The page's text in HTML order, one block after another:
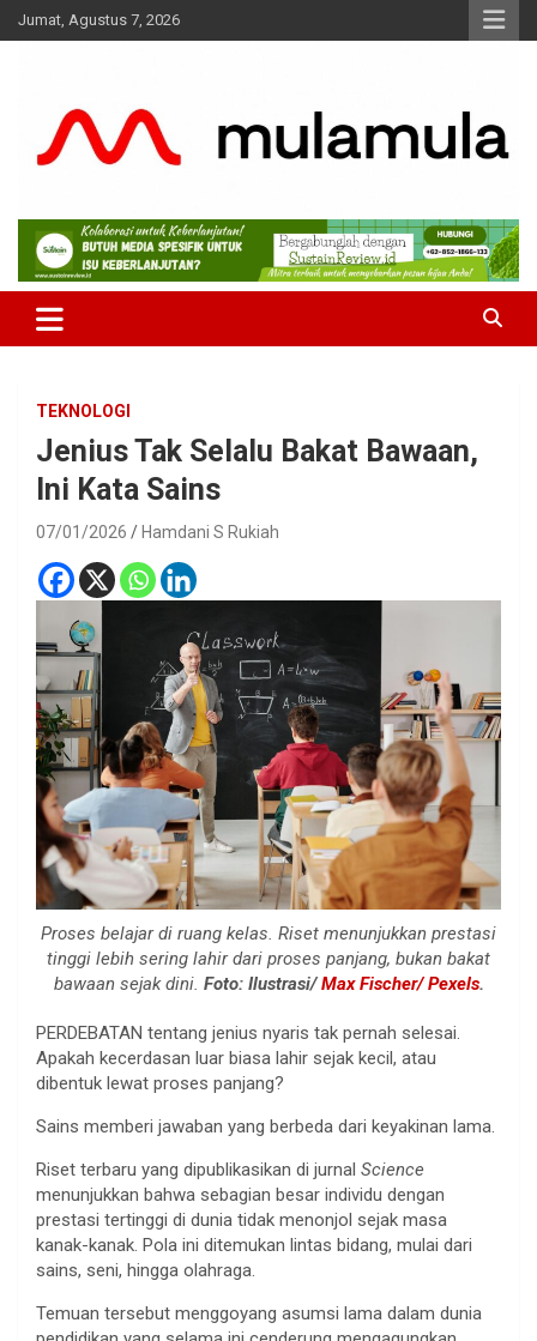
Skip
to
Jumat, Agustus 7, 2026
MulaMula
Medianya para Gen Z
TEKNOLOGI
Jenius Tak Selalu Bakat Bawaan,
Ini Kata Sains
07/01/2026 Hamdani S Rukiah
Proses belajar di ruang kelas. Riset menunjukkan prestasi
tinggi lebih sering lahir dari proses panjang, bukan bakat
bawaan sejak dini. Foto: Ilustrasi/Max Fischer/ Pexels.
PERDEBATAN tentang jenius nyaris tak pernah selesai.
Apakah kecerdasan luar biasa lahir sejak kecil, atau
dibentuk lewat proses panjang?
Sains memberi jawaban yang berbeda dari keyakinan lama.
Riset terbaru yang dipublikasikan di jurnal Science
menunjukkan bahwa sebagian besar individu dengan
prestasi tertinggi di dunia tidak menonjol sejak masa
kanak-kanak. Pola ini ditemukan lintas bidang, mulai dari
sains, seni, hingga olahraga.
Temuan tersebut menggoyang asumsi lama dalam dunia